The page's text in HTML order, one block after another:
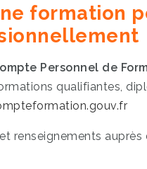
formation
Personnel de
qualifiantes,
renseignements